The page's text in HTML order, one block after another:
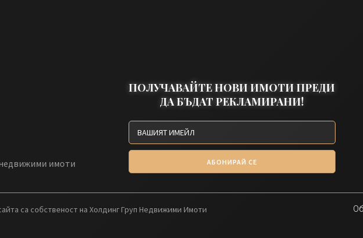
имоти
ПОЛУЧАВАЙТЕ НОВИ ИМОТИ ПРЕДИ
ДА БЪДАТ РЕКЛАМИРАНИ!
АБОНИРАЙ СЕ
са собственост на Холдинг Груп Недвижими Имоти